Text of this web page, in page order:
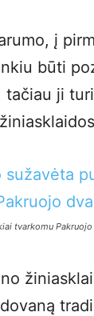
į
būti
ji
tvarkomu Pakruojo